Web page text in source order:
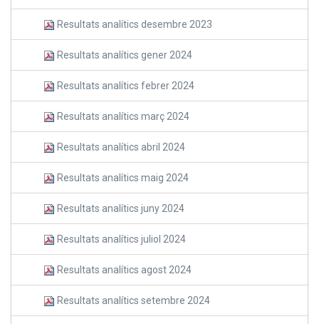
Resultats analítics desembre 2023
Resultats analítics gener 2024
Resultats analítics febrer 2024
Resultats analítics març 2024
Resultats analítics abril 2024
Resultats analítics maig 2024
Resultats analítics juny 2024
Resultats analítics juliol 2024
Resultats analítics agost 2024
Resultats analítics setembre 2024